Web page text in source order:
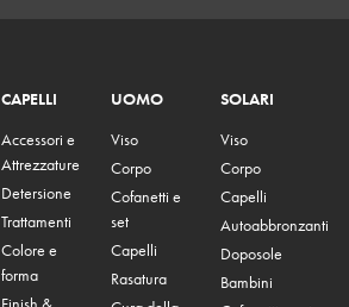
CAPELLI
Accessori e
Attrezzature
Detersione
Trattamenti
Colore e
forma
UOMO
Viso
Corpo
Cofanetti e
set
Capelli
Rasatura
SOLARI
Viso
Corpo
Capelli
Autoabbronzanti
Doposole
Bambini